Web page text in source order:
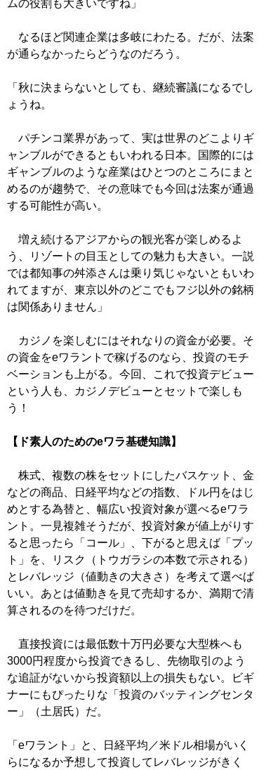
ムの役割も大きいですね」
なるほど関連企業は多岐にわたる。だが、法案
が通らなかったらどうなのだろう。
「秋に決まらないとしても、継続審議になるでし
ょうね。
パチンコ業界があって、実は世界のどこよりギ
ャンブルができるともいわれる日本。国際的には
ギャンブルのような産業はひとつのところにまと
めるのが趨勢で、その意味でも今回は法案が通過
する可能性が高い。
増え続けるアジアからの観光客が楽しめるよ
う、リゾートの目玉としての魅力も大きい。一説
では都知事の舛添さんは乗り気じゃないともいわ
れてますが、東京以外のどこでもフジ以外の銘柄
は関係ありません」
カジノを楽しむにはそれなりの資金が必要。そ
の資金をeワラントで稼げるのなら、投資のモチ
ベーションも上がる。今回、これで投資デビュー
という人も、カジノデビューとセットで楽しも
う！
【ド素人のためのeワラ基礎知識】
株式、複数の株をセットにしたバスケット、金
などの商品、日経平均などの指数、ドル円をはじ
めとする為替と、幅広い投資対象が選べるeワラ
ント。一見複雑そうだが、投資対象が値上がりす
ると思ったら「コール」、下がると思えば「プッ
ト」を、リスク（トウガラシの本数で示される）
とレバレッジ（値動きの大きさ）を考えて選べば
いい。あとは値動きを見て売却するか、満期で清
算されるのを待つだけだ。
直接投資には最低数十万円必要な大型株へも
3000円程度から投資できるし、先物取引のよう
な追証がないから投資額以上の損失もない。ビギ
ナーにもぴったりな「投資のバッティングセンタ
ー」（土居氏）だ。
「eワラント」と、日経平均／米ドル相場がいく
らになるか予想して投資してレバレッジがきく